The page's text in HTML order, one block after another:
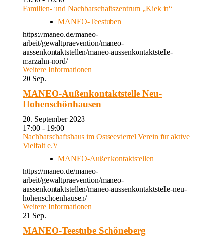
Familien- und Nachbarschaftszentrum „Kiek in“
MANEO-Teestuben
https://maneo.de/maneo-
arbeit/gewaltpraevention/maneo-
aussenkontaktstellen/maneo-aussenkontaktstelle-
marzahn-nord/
Weitere Informationen
20 Sep.
MANEO-Außenkontaktstelle Neu-
Hohenschönhausen
20. September 2028
17:00 - 19:00
Nachbarschaftshaus im Ostseeviertel Verein für aktive
Vielfalt e.V
MANEO-Außenkontaktstellen
https://maneo.de/maneo-
arbeit/gewaltpraevention/maneo-
aussenkontaktstellen/maneo-aussenkontaktstelle-neu-
hohenschoenhausen/
Weitere Informationen
21 Sep.
MANEO-Teestube Schöneberg